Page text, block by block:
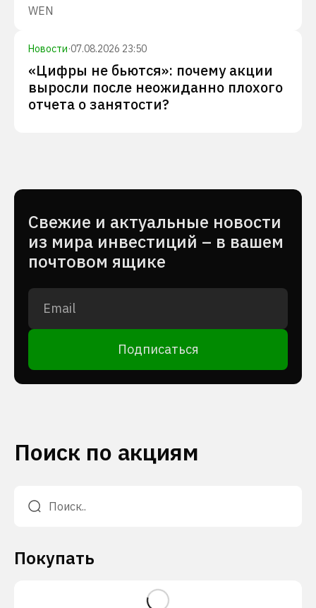
WEN
Новости·07.08.2026 23:50
«Цифры не бьются»: почему акции
выросли после неожиданно плохого
отчета о занятости?
Cвежие и актуальные новости
из мира инвестиций – в вашем
почтовом ящике
Подписаться
Поиск по акциям
Покупать